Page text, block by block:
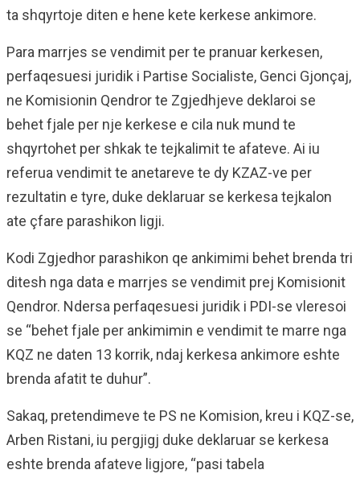
ta shqyrtoje diten e hene kete kerkese ankimore.
Para marrjes se vendimit per te pranuar kerkesen,
perfaqesuesi juridik i Partise Socialiste, Genci Gjonçaj,
ne Komisionin Qendror te Zgjedhjeve deklaroi se
behet fjale per nje kerkese e cila nuk mund te
shqyrtohet per shkak te tejkalimit te afateve. Ai iu
referua vendimit te anetareve te dy KZAZ-ve per
rezultatin e tyre, duke deklaruar se kerkesa tejkalon
ate çfare parashikon ligji.
Kodi Zgjedhor parashikon qe ankimimi behet brenda tri
ditesh nga data e marrjes se vendimit prej Komisionit
Qendror. Ndersa perfaqesuesi juridik i PDI-se vleresoi
se “behet fjale per ankimimin e vendimit te marre nga
KQZ ne daten 13 korrik, ndaj kerkesa ankimore eshte
brenda afatit te duhur”.
Sakaq, pretendimeve te PS ne Komision, kreu i KQZ-se,
Arben Ristani, iu pergjigj duke deklaruar se kerkesa
eshte brenda afateve ligjore, “pasi tabela